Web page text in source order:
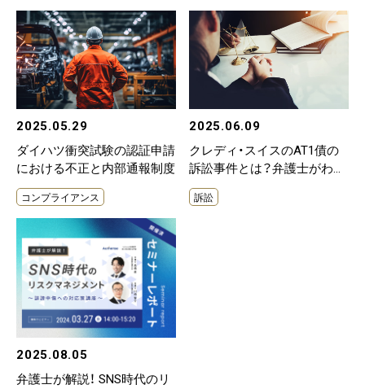
2025.05.29
ダイハツ衝突試験の認証申請
における不正と内部通報制度
コンプライアンス
2025.06.09
クレディ・スイスのAT1債の
訴訟事件とは？弁護士がわか
りやすく解説
訴訟
2025.08.05
弁護士が解説！ SNS時代のリ